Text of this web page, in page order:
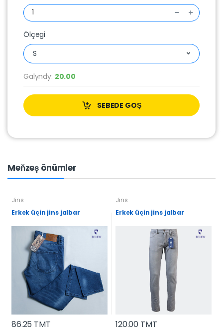
Ölçegi
S
Galyndy: 20.00
SEBEDE GOŞ
Meňzeş önümler
Jins
Erkek üçin jins jalbar
86.25 TMT
Jins
Erkek üçin jins jalbar
120.00 TMT